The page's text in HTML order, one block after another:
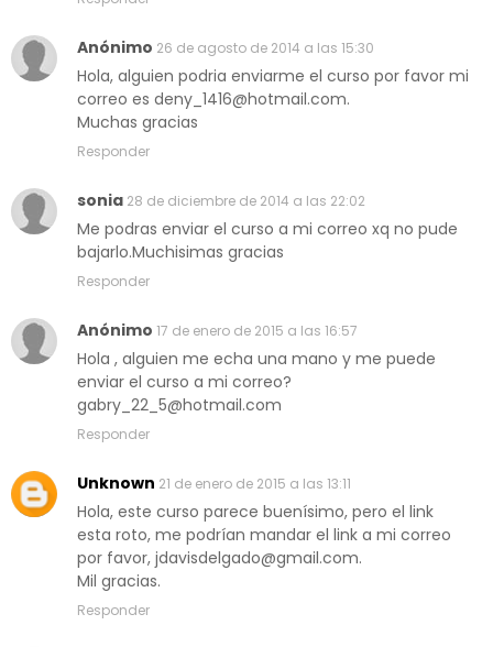
Anónimo 26 de agosto de 2014 a las 15:30
Hola, alguien podria enviarme el curso por favor mi
correo es deny_1416@hotmail.com.
Muchas gracias
Responder
sonia 28 de diciembre de 2014 a las 22:02
Me podras enviar el curso a mi correo xq no pude
bajarlo.Muchisimas gracias
Responder
Anónimo 17 de enero de 2015 a las 16:57
Hola , alguien me echa una mano y me puede
enviar el curso a mi correo?
gabry_22_5@hotmail.com
Responder
Unknown 21 de enero de 2015 a las 13:11
Hola, este curso parece buenísimo, pero el link
esta roto, me podrían mandar el link a mi correo
por favor, jdavisdelgado@gmail.com.
Mil gracias.
Responder